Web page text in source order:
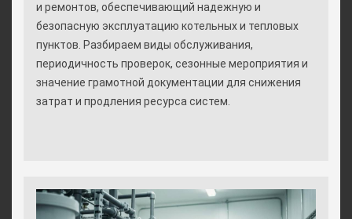
и ремонтов, обеспечивающий надежную и
безопасную эксплуатацию котельных и тепловых
пунктов. Разбираем виды обслуживания,
периодичность проверок, сезонные мероприятия и
значение грамотной документации для снижения
затрат и продления ресурса систем.